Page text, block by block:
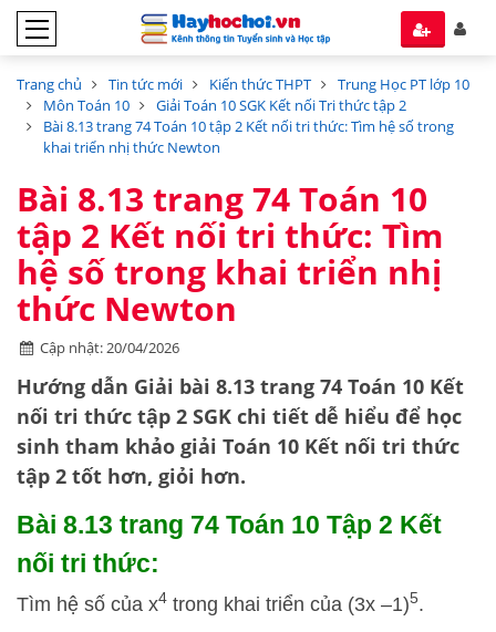
Trang chủ Tin tức mới Kiến thức THPT
Trung Học PT lớp 10
Môn Toán 10
Giải Toán 10 SGK Kết nối Tri thức tập 2
Bài 8.13 trang 74 Toán 10 tập 2 Kết nối tri thức: Tìm hệ số trong
khai triển nhị thức Newton
Bài 8.13 trang 74 Toán 10
tập 2 Kết nối tri thức: Tìm
hệ số trong khai triển nhị
thức Newton
Cập nhật: 20/04/2026
Hướng dẫn Giải bài 8.13 trang 74 Toán 10 Kết
nối tri thức tập 2 SGK chi tiết dễ hiểu để học
sinh tham khảo giải Toán 10 Kết nối tri thức
tập 2 tốt hơn, giỏi hơn.
Bài 8.13 trang 74 Toán 10 Tập 2 Kết
nối tri thức:
Tìm hệ số của x4 trong khai triển của (3x –1)5.